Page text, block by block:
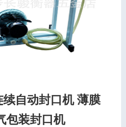
自动封口机 薄膜
包装封口机